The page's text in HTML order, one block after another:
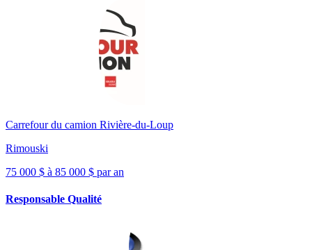
Carrefour du camion Rivière-du-Loup
Rimouski
75 000 $ à 85 000 $ par an
Responsable Qualité